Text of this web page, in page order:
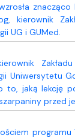
kierownik
UG i GUMed.
Uniwersytetu
to, jaką lekcję
przed
programu